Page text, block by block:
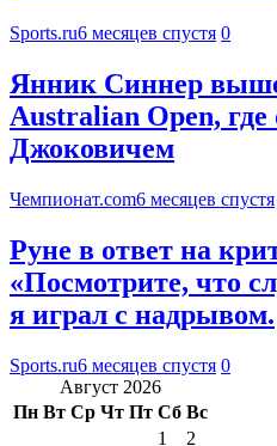
Sports.ru6 месяцев спустя 0
Янник Синнер
Australian Open,
Джоковичем
Чемпионат.com6 месяцев спустя
Руне в ответ на
«Посмотрите, что
я играл с надрывом.
Sports.ru6 месяцев спустя 0
Август 2026
Пн Вт Ср Чт Пт Сб Вс
1
2